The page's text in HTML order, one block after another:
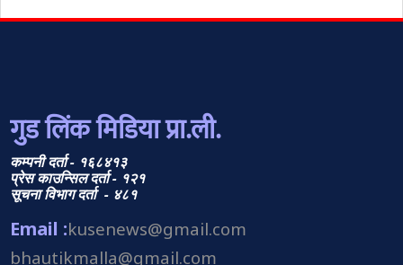
गुड लिंक मिडिया प्रा.ली.
कम्पनी दर्ता - १६८४१३
प्रेस काउन्सिल दर्ता - १२१
सूचना विभाग दर्ता - ४८१
Email :kusenews@gmail.com
bhautikmalla@gmail.com